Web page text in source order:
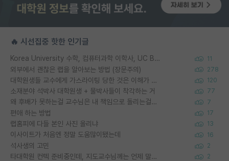
🔥 시선집중 핫한 인기글
Korea University 수학, 컴퓨터과학 이학사, UC Berkeley 산업공학 대학원 공학박사가 되는 것은 쉽지 않겠죠? 11
외부에서 괜찮은 랩을 알아보는 방법 (장문주의) 278
대학원생들 교수에게 가스라이팅 당한 것은 이해가 갑니다. 안타깝네요. 120
소재분야 석박사 대학원생 + 물박사들이 착각하는 거 77
왜 후배가 못하는걸 교수님은 내 책임으로 돌리는걸까요? 7
편애 하는 방법 17
랩홈피에 다들 본인 사진 올리냐 13
이사이트가 처음엔 정말 도움많이됐는데 16
석사생의 고민 2
타대학원 컨텍 준비중인데, 지도교수님께는 언제 말씀드려야 할까요? 2